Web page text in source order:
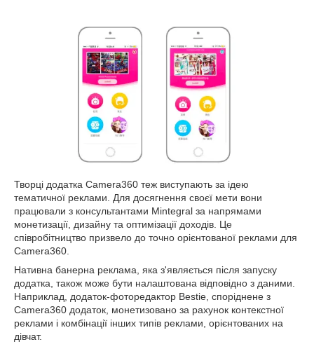
Творці додатка Camera360 теж виступають за ідею
тематичної реклами. Для досягнення своєї мети вони
працювали з консультантами Mintegral за напрямами
монетизації, дизайну та оптимізації доходів. Це
співробітництво призвело до точно орієнтованої реклами для
Camera360.
Нативна банерна реклама, яка з'являється після запуску
додатка, також може бути налаштована відповідно з даними.
Наприклад, додаток-фоторедактор Bestie, споріднене з
Camera360 додаток, монетизовано за рахунок контекстної
реклами і комбінації інших типів реклами, орієнтованих на
дівчат.